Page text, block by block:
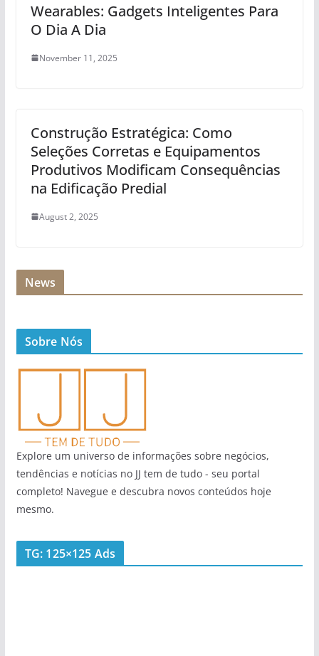
Wearables: Gadgets Inteligentes Para
O Dia A Dia
November 11, 2025
Construção Estratégica: Como
Seleções Corretas e Equipamentos
Produtivos Modificam Consequências
na Edificação Predial
August 2, 2025
News
Sobre Nós
Explore um universo de informações sobre negócios,
tendências e notícias no JJ tem de tudo - seu portal
completo! Navegue e descubra novos conteúdos hoje
mesmo.
TG: 125×125 Ads